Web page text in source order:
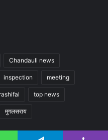
Chandauli news
inspection meeting
rashifal top news
मुगलसराय